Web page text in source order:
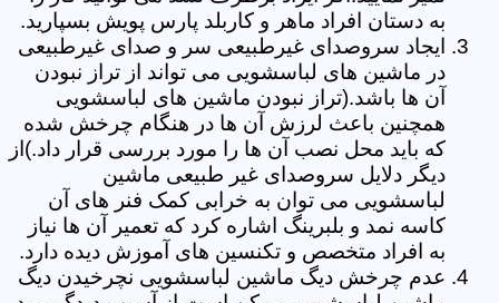
به دستان افراد ماهر و کاربلد پارس پویش بسپارید.
ایجاد سروصدای غیرطبیعی سر و صدای غیرطبیعی
در ماشین های لباسشویی می تواند از تراز نبودن
آن ها باشد.(تراز نبودن ماشین های لباسشویی
همچنین باعث لرزش آن ها در هنگام چرخش شده
که باید محل نصب آن ها را مورد بررسی قرار داد.)از
دیگر دلایل سروصدای غیر طبیعی ماشین
لباسشویی می توان به خرابی کمک فنر های آن
کاسه نمد و بلبرینگ اشاره کرد که تعمیر آن ها نیاز
به افراد متخصص و تکنسین های آموزش دیده دارد.
عدم چرخش دیگ ماشین لباسشویی نچرخیدن دیگ